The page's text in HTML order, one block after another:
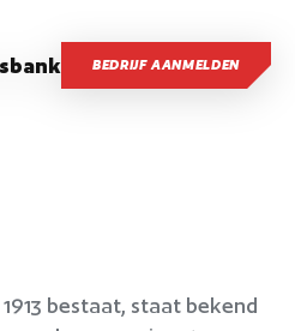
BEDRIJF AANMELDEN
bestaat, staat bekend